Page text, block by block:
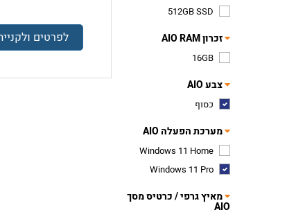
512GB SSD
זכרון AIO RAM
16GB
צבע AIO
כסוף
מערכת הפעלה AIO
Windows 11 Home
Windows 11 Pro
מאיץ גרפי / כרטיס מסך
AIO
לפרטים